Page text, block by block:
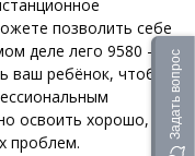
позволить себе
деле лего 9580 –
ваш ребёнок, чтобы
освоить хорошо,
проблем.
Задать вопрос